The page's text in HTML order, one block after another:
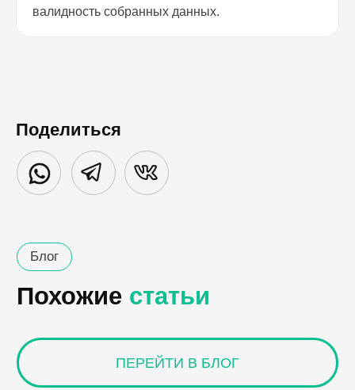
валидность собранных данных.
Поделиться